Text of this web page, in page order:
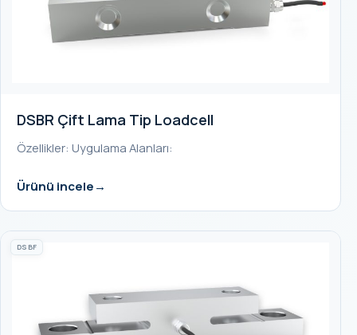
DSBR Çift Lama Tip Loadcell
Özellikler: Uygulama Alanları:
Ürünü incele
DSBF